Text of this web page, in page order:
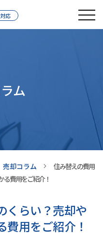
応
ム
売却コラム
住み替えの費用
る費用をご紹介！
くらい？売却や
用をご紹介！